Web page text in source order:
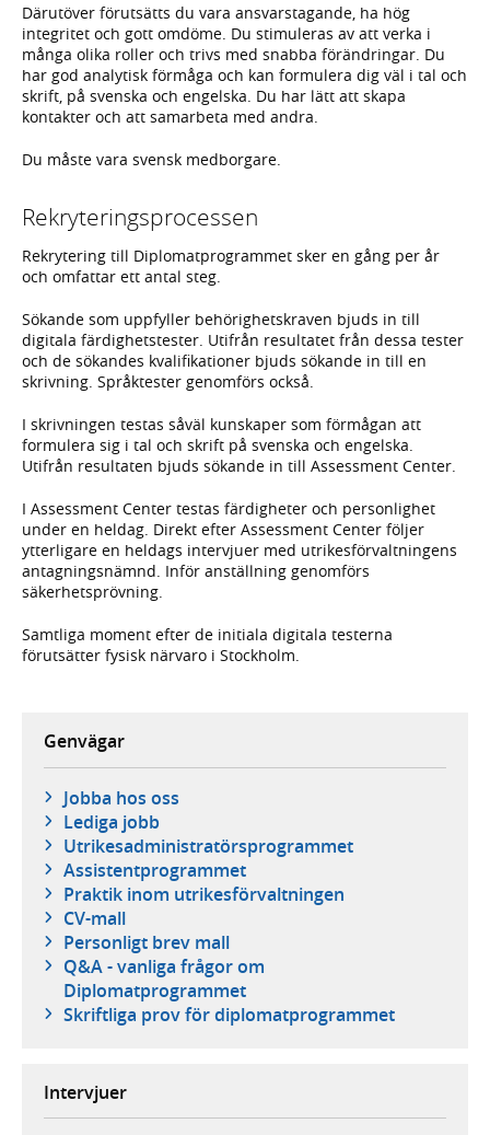
Därutöver förutsätts du vara ansvarstagande, ha hög
integritet och gott omdöme. Du stimuleras av att verka i
många olika roller och trivs med snabba förändringar. Du
har god analytisk förmåga och kan formulera dig väl i tal och
skrift, på svenska och engelska. Du har lätt att skapa
kontakter och att samarbeta med andra.
Du måste vara svensk medborgare.
Rekryteringsprocessen
Rekrytering till Diplomatprogrammet sker en gång per år
och omfattar ett antal steg.
Sökande som uppfyller behörighetskraven bjuds in till
digitala färdighetstester. Utifrån resultatet från dessa tester
och de sökandes kvalifikationer bjuds sökande in till en
skrivning. Språktester genomförs också.
I skrivningen testas såväl kunskaper som förmågan att
formulera sig i tal och skrift på svenska och engelska.
Utifrån resultaten bjuds sökande in till Assessment Center.
I Assessment Center testas färdigheter och personlighet
under en heldag. Direkt efter Assessment Center följer
ytterligare en heldags intervjuer med utrikesförvaltningens
antagningsnämnd. Inför anställning genomförs
säkerhetsprövning.
Samtliga moment efter de initiala digitala testerna
förutsätter fysisk närvaro i Stockholm.
Genvägar
Jobba hos oss
Lediga jobb
Utrikesadministratörsprogrammet
Assistentprogrammet
Praktik inom utrikesförvaltningen
CV-mall
Personligt brev mall
Q&A - vanliga frågor om
Diplomatprogrammet
Skriftliga prov för diplomatprogrammet
Intervjuer